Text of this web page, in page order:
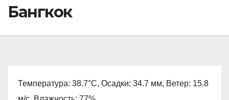
Бангкок
Температура: 38.7°C, Осадки: 34.7 мм, Ветер: 15.8